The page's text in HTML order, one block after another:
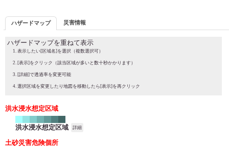
ハザードマップ 災害情報
ハザードマップを重ねて表示
表示したい[区域名]を選択（複数選択可）
[表示]をクリック（該当区域が多いと数十秒かかります）
[詳細]で透過率を変更可能
選択区域を変更したり地図を移動したら[表示]を再クリック
洪水浸水想定区域
洪水浸水想定区域 詳細
土砂災害危険個所